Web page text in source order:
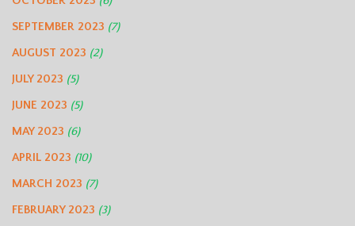
SEPTEMBER 2023 (7)
AUGUST 2023 (2)
JULY 2023 (5)
JUNE 2023 (5)
MAY 2023 (6)
APRIL 2023 (10)
MARCH 2023 (7)
FEBRUARY 2023 (3)